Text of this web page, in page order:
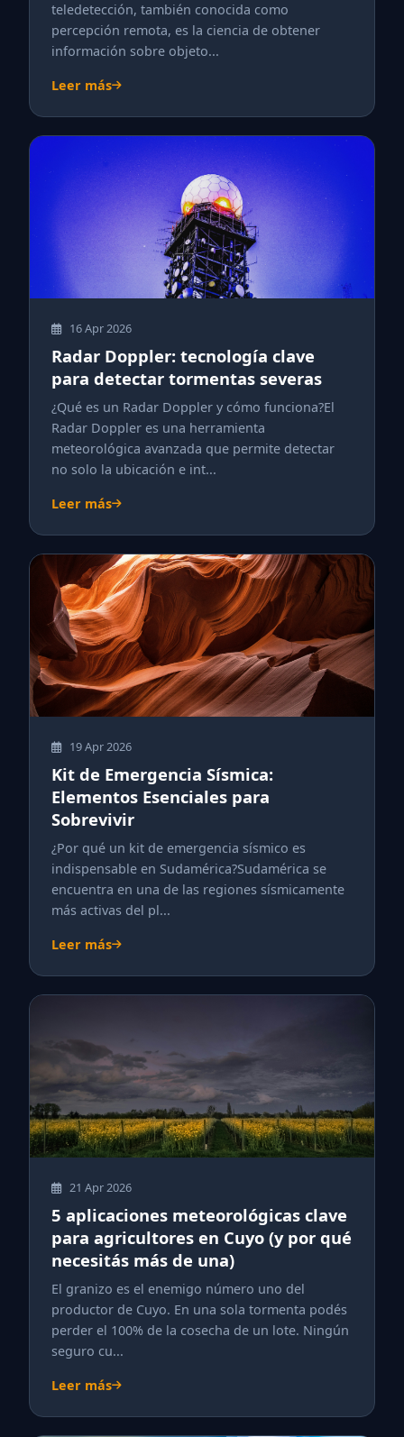
teledetección, también conocida como
percepción remota, es la ciencia de obtener
información sobre objeto...
Leer más
16 Apr 2026
Radar Doppler: tecnología clave
para detectar tormentas severas
¿Qué es un Radar Doppler y cómo funciona?El
Radar Doppler es una herramienta
meteorológica avanzada que permite detectar
no solo la ubicación e int...
Leer más
19 Apr 2026
Kit de Emergencia Sísmica:
Elementos Esenciales para
Sobrevivir
¿Por qué un kit de emergencia sísmico es
indispensable en Sudamérica?Sudamérica se
encuentra en una de las regiones sísmicamente
más activas del pl...
Leer más
21 Apr 2026
5 aplicaciones meteorológicas clave
para agricultores en Cuyo (y por qué
necesitás más de una)
El granizo es el enemigo número uno del
productor de Cuyo. En una sola tormenta podés
perder el 100% de la cosecha de un lote. Ningún
seguro cu...
Leer más